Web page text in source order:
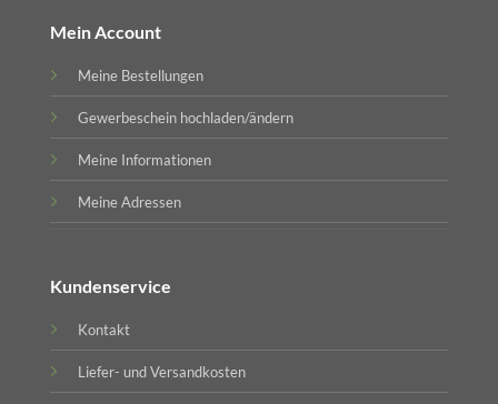
Mein Account
Meine Bestellungen
Gewerbeschein hochladen/ändern
Meine Informationen
Meine Adressen
Kundenservice
Kontakt
Liefer- und Versandkosten